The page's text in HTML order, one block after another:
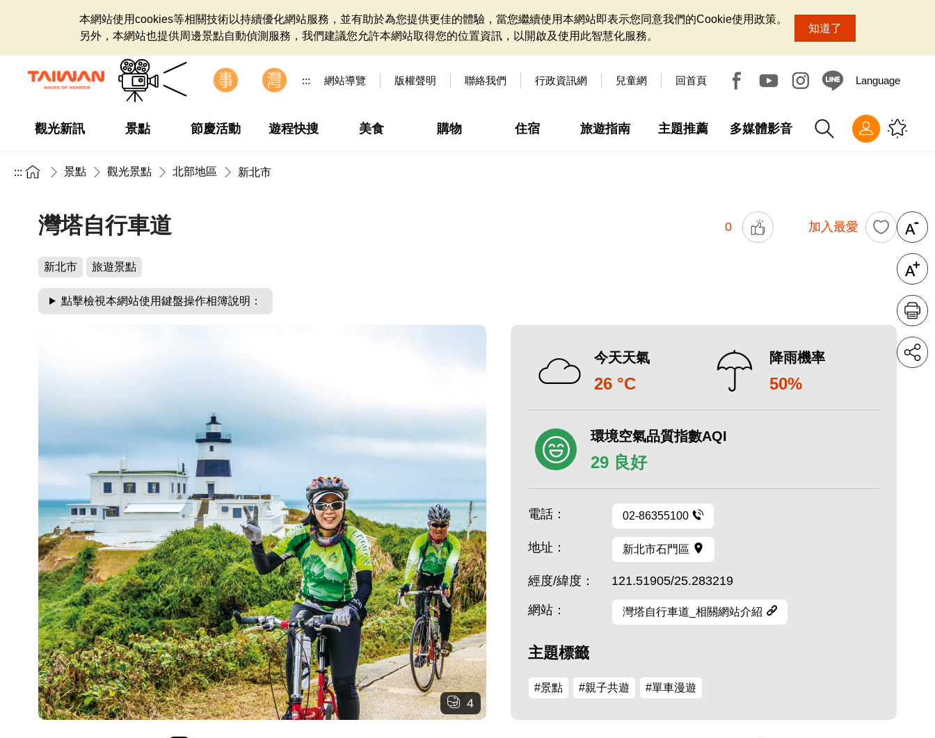
本網站使用cookies等相關技術以持續優化網站服務，並有助於為您提供更佳的體驗，當您繼續使用本網站即表示您同意我們的Cookie使用政策。
另外，本網站也提供周邊景點自動偵測服務，我們建議您允許本網站取得您的位置資訊，以開啟及使用此智慧化服務。
知道了
::: 網站導覽 版權聲明 聯絡我們 行政資訊網 兒童網 回首頁 Language
觀光新訊 景點 節慶活動 遊程快搜 美食 購物 住宿 旅遊指南 主題推薦 多媒體影音
::: 景點 觀光景點 北部地區 新北市
灣塔自行車道 0 加入最愛
新北市 旅遊景點
點擊檢視本網站使用鍵盤操作相簿說明：
4
今天天氣
26 °C
降雨機率
50%
環境空氣品質指數AQI
29 良好
電話： 02-86355100
地址： 新北市石門區
經度/緯度： 121.51905/25.283219
網站： 灣塔自行車道_相關網站介紹
主題標籤
#景點 #親子共遊 #單車漫遊